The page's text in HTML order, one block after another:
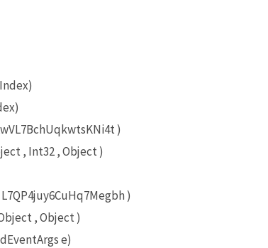
)
, Int32 , Object )
)
, Object )
e)